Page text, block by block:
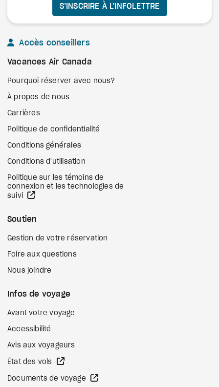
S’INSCRIRE À L’INFOLETTRE
Accès conseillers
Vacances Air Canada
Pourquoi réserver avec nous?
À propos de nous
Carrières
Politique de confidentialité
Conditions générales
Conditions d'utilisation
Politique sur les témoins de
connexion et les technologies de
suivi
Soutien
Gestion de votre réservation
Foire aux questions
Nous joindre
Infos de voyage
Avant votre voyage
Accessibilité
Avis aux voyageurs
État des vols
Documents de voyage